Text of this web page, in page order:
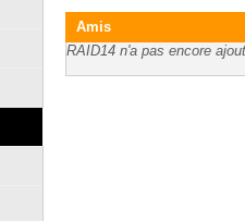
Amis
RAID14 n'a pas encore